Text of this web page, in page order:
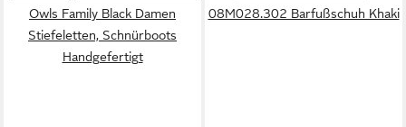
Owls Family Black Damen
Stiefeletten, Schnürboots
Handgefertigt
08M028.302 Barfußschuh Khaki